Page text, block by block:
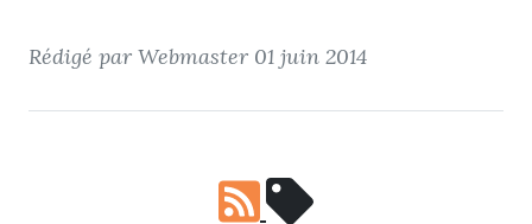
Rédigé par Webmaster 01 juin 2014